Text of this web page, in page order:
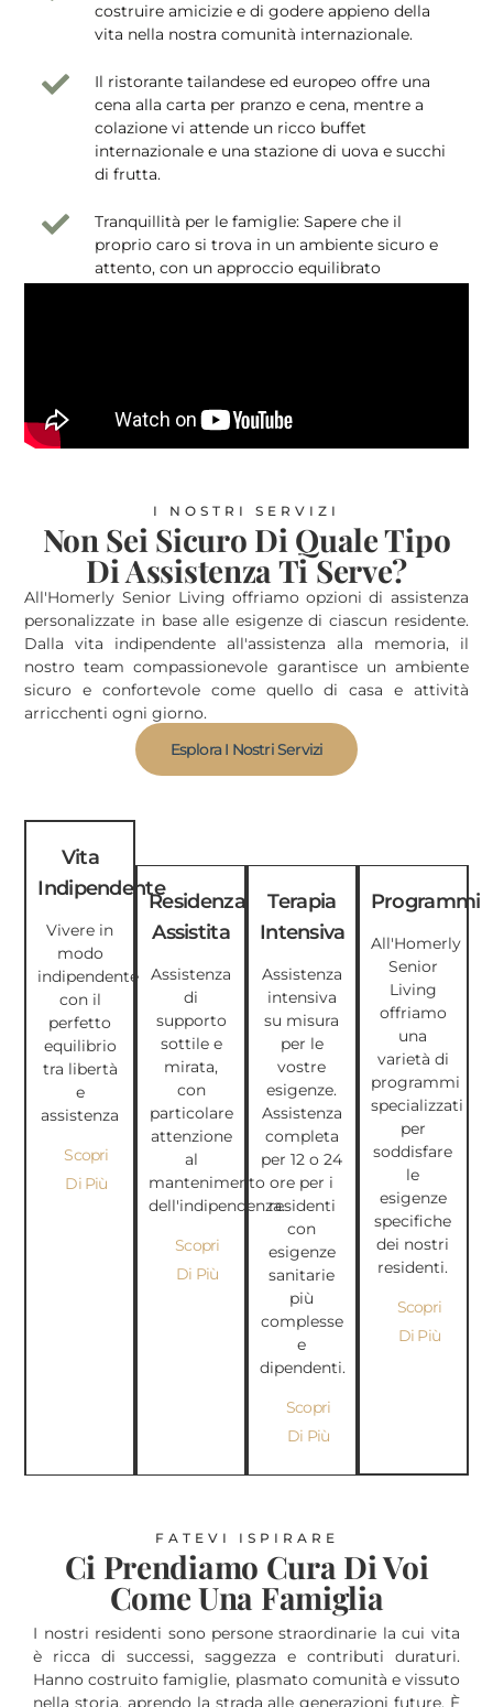
costruire amicizie e di godere appieno della
vita nella nostra comunità internazionale.
Il ristorante tailandese ed europeo offre una
cena alla carta per pranzo e cena, mentre a
colazione vi attende un ricco buffet
internazionale e una stazione di uova e succhi
di frutta.
Tranquillità per le famiglie: Sapere che il
proprio caro si trova in un ambiente sicuro e
attento, con un approccio equilibrato
I NOSTRI SERVIZI
Non Sei Sicuro Di Quale Tipo
Di Assistenza Ti Serve?
All'Homerly Senior Living offriamo opzioni di assistenza
personalizzate in base alle esigenze di ciascun residente.
Dalla vita indipendente all'assistenza alla memoria, il
nostro team compassionevole garantisce un ambiente
sicuro e confortevole come quello di casa e attività
arricchenti ogni giorno.
Esplora I Nostri Servizi
Vita
Indipendente
Vivere in
modo
indipendente
con il
perfetto
equilibrio
tra libertà
e
assistenza
Scopri
Di Più
Residenza
Assistita
Assistenza
di
supporto
sottile e
mirata,
con
particolare
attenzione
al
mantenimento
dell'indipendenza.
Scopri
Di Più
Terapia
Intensiva
Assistenza
intensiva
su misura
per le
vostre
esigenze.
Assistenza
completa
per 12 o 24
ore per i
residenti
con
esigenze
sanitarie
più
complesse
e
dipendenti.
Scopri
Di Più
Programmi
All'Homerly
Senior
Living
offriamo
una
varietà di
programmi
specializzati
per
soddisfare
le
esigenze
specifiche
dei nostri
residenti.
Scopri
Di Più
FATEVI ISPIRARE
Ci Prendiamo Cura Di Voi
Come Una Famiglia
I nostri residenti sono persone straordinarie la cui vita
è ricca di successi, saggezza e contributi duraturi.
Hanno costruito famiglie, plasmato comunità e vissuto
nella storia, aprendo la strada alle generazioni future. È
Português
עִבְרִית